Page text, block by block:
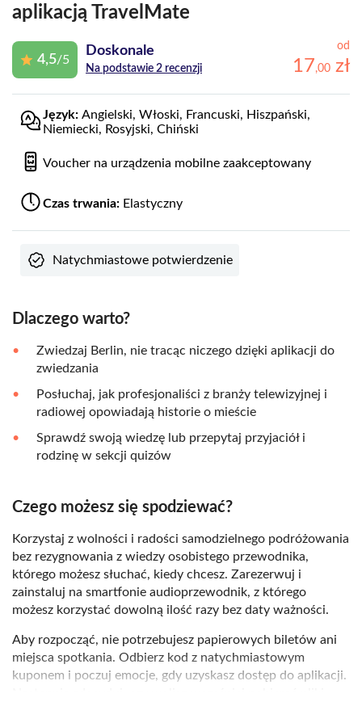
aplikacją TravelMate
4,5/5
Doskonale
Na podstawie 2 recenzji
od
17,00 zł
Język: Angielski, Włoski, Francuski, Hiszpański,
Niemiecki, Rosyjski, Chiński
Voucher na urządzenia mobilne zaakceptowany
Czas trwania: Elastyczny
Natychmiastowe potwierdzenie
Dlaczego warto?
Zwiedzaj Berlin, nie tracąc niczego dzięki aplikacji do
zwiedzania
Posłuchaj, jak profesjonaliści z branży telewizyjnej i
radiowej opowiadają historie o mieście
Sprawdź swoją wiedzę lub przepytaj przyjaciół i
rodzinę w sekcji quizów
Czego możesz się spodziewać?
Korzystaj z wolności i radości samodzielnego podróżowania
bez rezygnowania z wiedzy osobistego przewodnika,
którego możesz słuchać, kiedy chcesz. Zarezerwuj i
zainstaluj na smartfonie audioprzewodnik, z którego
możesz korzystać dowolną ilość razy bez daty ważności.
Aby rozpocząć, nie potrzebujesz papierowych biletów ani
miejsca spotkania. Odbierz kod z natychmiastowym
kuponem i poczuj emocje, gdy uzyskasz dostęp do aplikacji.